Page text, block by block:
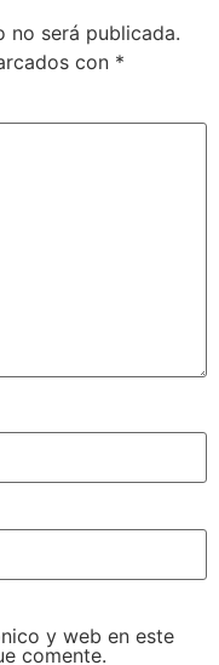
no será publicada.
con *
y web en este
comente.